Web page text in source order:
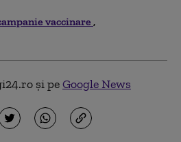
vaccinare
și peGoogle News